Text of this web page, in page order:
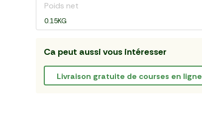
Poids net
0.15KG
Ca peut aussi vous intéresser
livraison gratuite de courses en ligne